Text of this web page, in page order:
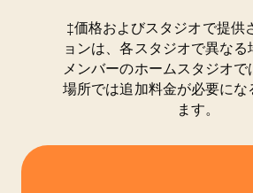
‡価格およびスタジオで提供
ョンは、各スタジオで異なる
メンバーのホームスタジオで
場所では追加料金が必要にな
ます。